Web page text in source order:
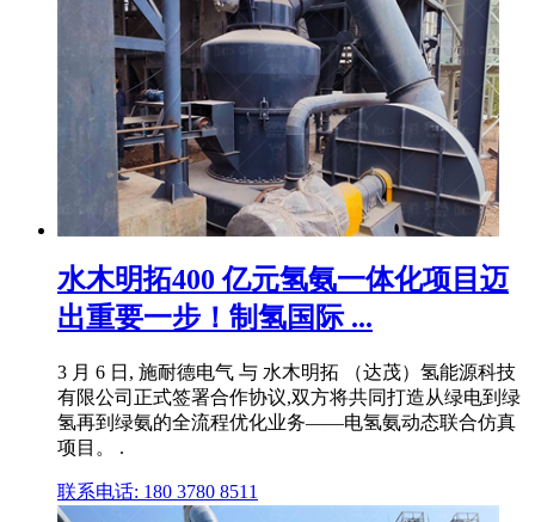
水木明拓400 亿元氢氨一体化项目迈
出重要一步！制氢国际 ...
3 月 6 日, 施耐德电气 与 水木明拓 （达茂）氢能源科技
有限公司正式签署合作协议,双方将共同打造从绿电到绿
氢再到绿氨的全流程优化业务——电氢氨动态联合仿真
项目。 .
联系电话: 180 3780 8511